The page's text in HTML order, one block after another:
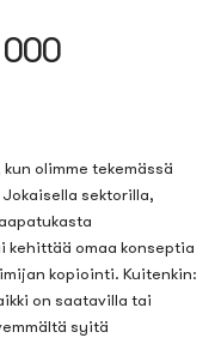
olimme tekemässä
sektorilla,
kehittää omaa konseptia
kopiointi. Kuitenkin:
on saatavilla tai
syitä